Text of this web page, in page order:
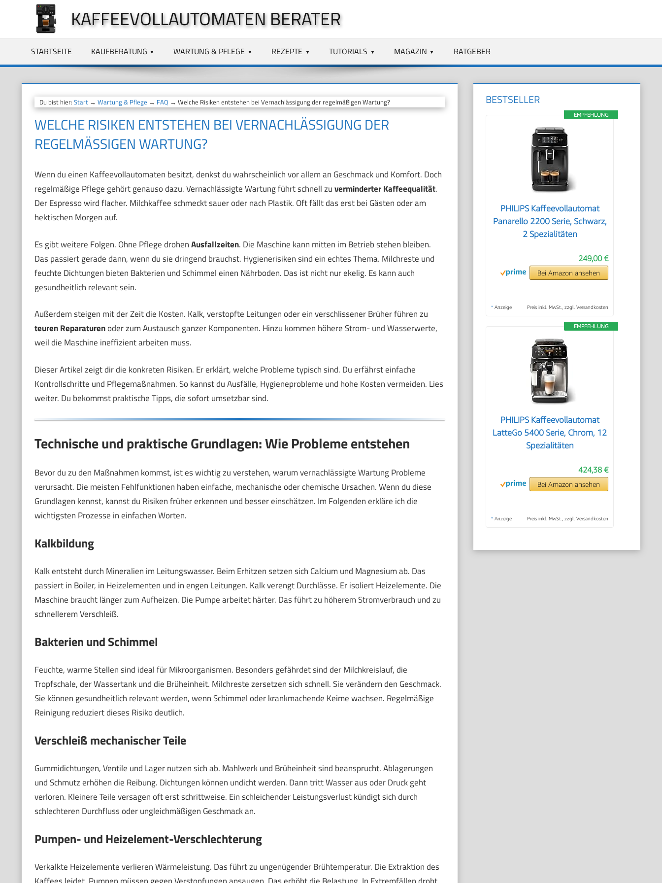
springen
KAFFEEVOLLAUTOMATEN BERATER
STARTSEITE KAUFBERATUNG WARTUNG & PFLEGE REZEPTE TUTORIALS MAGAZIN RATGEBER
Du bist hier: Start→ Wartung & Pflege → FAQ → Welche Risiken entstehen bei Vernachlässigung der regelmäßigen Wartung?
WELCHE RISIKEN ENTSTEHEN BEI VERNACHLÄSSIGUNG DER
REGELMÄSSIGEN WARTUNG?
Wenn du einen Kaffeevollautomaten besitzt, denkst du wahrscheinlich vor allem an Geschmack und Komfort. Doch
regelmäßige Pflege gehört genauso dazu. Vernachlässigte Wartung führt schnell zuverminderter Kaffeequalität.
Der Espresso wird flacher. Milchkaffee schmeckt sauer oder nach Plastik. Oft fällt das erst bei Gästen oder am
hektischen Morgen auf.
Es gibt weitere Folgen. Ohne Pflege drohenAusfallzeiten. Die Maschine kann mitten im Betrieb stehen bleiben.
Das passiert gerade dann, wenn du sie dringend brauchst. Hygienerisiken sind ein echtes Thema. Milchreste und
feuchte Dichtungen bieten Bakterien und Schimmel einen Nährboden. Das ist nicht nur ekelig. Es kann auch
gesundheitlich relevant sein.
Außerdem steigen mit der Zeit die Kosten. Kalk, verstopfte Leitungen oder ein verschlissener Brüher führen zu
teuren Reparaturenoder zum Austausch ganzer Komponenten. Hinzu kommen höhere Strom- und Wasserwerte,
weil die Maschine ineffizient arbeiten muss.
Dieser Artikel zeigt dir die konkreten Risiken. Er erklärt, welche Probleme typisch sind. Du erfährst einfache
Kontrollschritte und Pflegemaßnahmen. So kannst du Ausfälle, Hygieneprobleme und hohe Kosten vermeiden. Lies
weiter. Du bekommst praktische Tipps, die sofort umsetzbar sind.
Technische und praktische Grundlagen: Wie Probleme entstehen
Bevor du zu den Maßnahmen kommst, ist es wichtig zu verstehen, warum vernachlässigte Wartung Probleme
verursacht. Die meisten Fehlfunktionen haben einfache, mechanische oder chemische Ursachen. Wenn du diese
Grundlagen kennst, kannst du Risiken früher erkennen und besser einschätzen. Im Folgenden erkläre ich die
wichtigsten Prozesse in einfachen Worten.
Kalkbildung
Kalk entsteht durch Mineralien im Leitungswasser. Beim Erhitzen setzen sich Calcium und Magnesium ab. Das
passiert in Boiler, in Heizelementen und in engen Leitungen. Kalk verengt Durchlässe. Er isoliert Heizelemente. Die
Maschine braucht länger zum Aufheizen. Die Pumpe arbeitet härter. Das führt zu höherem Stromverbrauch und zu
schnellerem Verschleiß.
Bakterien und Schimmel
Feuchte, warme Stellen sind ideal für Mikroorganismen. Besonders gefährdet sind der Milchkreislauf, die
Tropfschale, der Wassertank und die Brüheinheit. Milchreste zersetzen sich schnell. Sie verändern den Geschmack.
Sie können gesundheitlich relevant werden, wenn Schimmel oder krankmachende Keime wachsen. Regelmäßige
Reinigung reduziert dieses Risiko deutlich.
Verschleiß mechanischer Teile
Gummidichtungen, Ventile und Lager nutzen sich ab. Mahlwerk und Brüheinheit sind beansprucht. Ablagerungen
und Schmutz erhöhen die Reibung. Dichtungen können undicht werden. Dann tritt Wasser aus oder Druck geht
verloren. Kleinere Teile versagen oft erst schrittweise. Ein schleichender Leistungsverlust kündigt sich durch
schlechteren Durchfluss oder ungleichmäßigen Geschmack an.
Pumpen- und Heizelement-Verschlechterung
Verkalkte Heizelemente verlieren Wärmeleistung. Das führt zu ungenügender Brühtemperatur. Die Extraktion des
BESTSELLER
EMPFEHLUNG
PHILIPS Kaffeevollautomat
Panarello 2200 Serie, Schwarz,
2 Spezialitäten
249,00 €
Bei Amazon ansehen
* Anzeige Preis inkl. MwSt., zzgl. Versandkosten
EMPFEHLUNG
PHILIPS Kaffeevollautomat
LatteGo 5400 Serie, Chrom, 12
Spezialitäten
424,38 €
Bei Amazon ansehen
* Anzeige Preis inkl. MwSt., zzgl. Versandkosten